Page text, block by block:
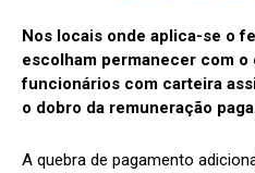
Nos locais onde aplica-se o
escolham permanecer com o
funcionários com carteira
o dobro da remuneração
A quebra de pagamento